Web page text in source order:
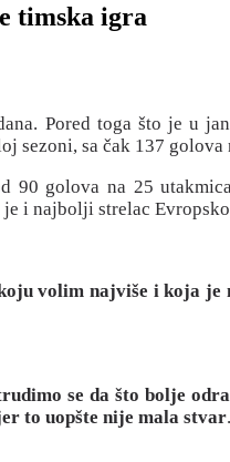
timska igra
Pored toga što je u
sezoni, sa čak 137 golova
golova na 25
i najbolji strelac
volim najviše i koja
se da što bolje
to uopšte nije mala stvar.